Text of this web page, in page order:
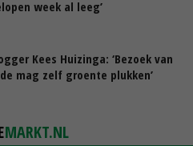
week al leeg’
Kees Huizinga: ‘Bezoek van
mag zelf groente plukken’
MARKT.NL